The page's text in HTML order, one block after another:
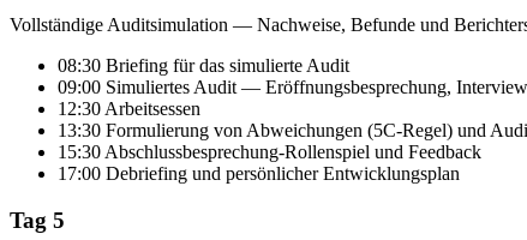
Vollständige Auditsimulation — Nachweise, Befunde und
08:30 Briefing für das simulierte Audit
09:00 Simuliertes Audit — Eröffnungsbesprechung,
12:30 Arbeitsessen
13:30 Formulierung von Abweichungen (5C-Regel) und
15:30 Abschlussbesprechung-Rollenspiel und Feedback
17:00 Debriefing und persönlicher Entwicklungsplan
Tag 5